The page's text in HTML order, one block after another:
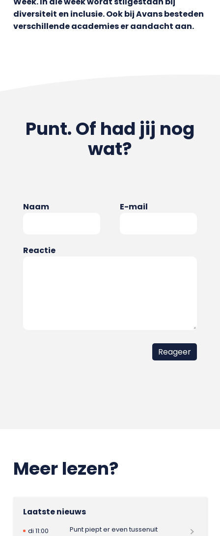
diversiteit en inclusie. Ook bij Avans besteden
verschillende academies er aandacht aan.
Punt. Of had jij nog
wat?
Naam E-mail
Reactie
Meer lezen?
Laatste nieuws
di 11:00
Punt piept er even tussenuit